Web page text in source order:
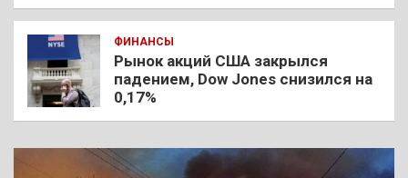
ФИНАНСЫ
Рынок акций США закрылся
падением, Dow Jones снизился на
0,17%